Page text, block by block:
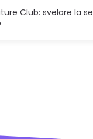
Club: svelare la